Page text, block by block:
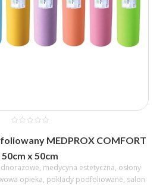
MEDPROX COMFORT
50cm x 50cm
, medycyna estetyczna, osłony
opieka, pokłady podfoliowane, salon